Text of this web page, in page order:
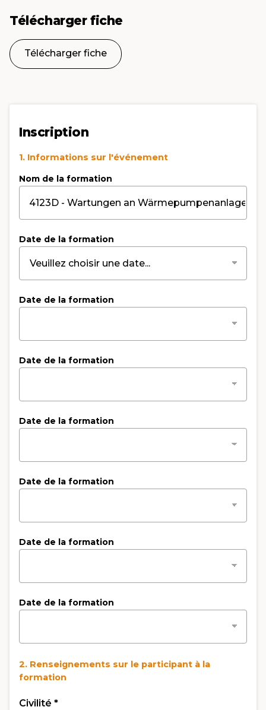
Télécharger fiche
Télécharger fiche
Inscription
1. Informations sur l'événement
Nom de la formation
Date de la formation
Date de la formation
Date de la formation
Date de la formation
Date de la formation
Date de la formation
Date de la formation
2. Renseignements sur le participant à la
formation
Civilité *